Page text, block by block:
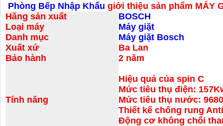
Phòng Bếp Nhập Khẩu giới thiệu sản phẩm MÁY
Hãng sản xuất
BOSCH
Loại máy
Máy giặt
Danh mục
Máy giặt Bosch
Xuất xứ
Ba Lan
Bảo hành
2 năm
Tính năng
Hiệu quả của spin C
Mức tiêu thụ điện:
Mức tiêu thụ nước:
Thiết kế chống rung
Động cơ không chổi